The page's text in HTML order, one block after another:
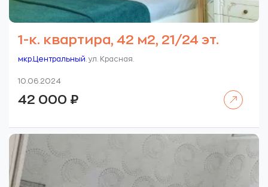
1-к. квартира, 42 м2, 21/24 эт.
мкр.Центральный . ул. Красная.
10.06.2024
42 000 ₽